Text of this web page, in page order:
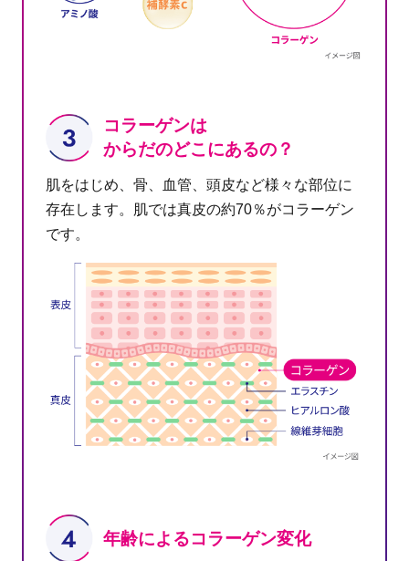
コラーゲンは
からだのどこにあるの？
肌をはじめ、骨、血管、頭皮など様々な部位に
存在します。肌では真皮の約70％がコラーゲン
です。
年齢によるコラーゲン変化